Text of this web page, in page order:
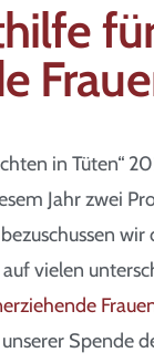
in Tüten“
Jahr zwei
wir
vielen
Spende